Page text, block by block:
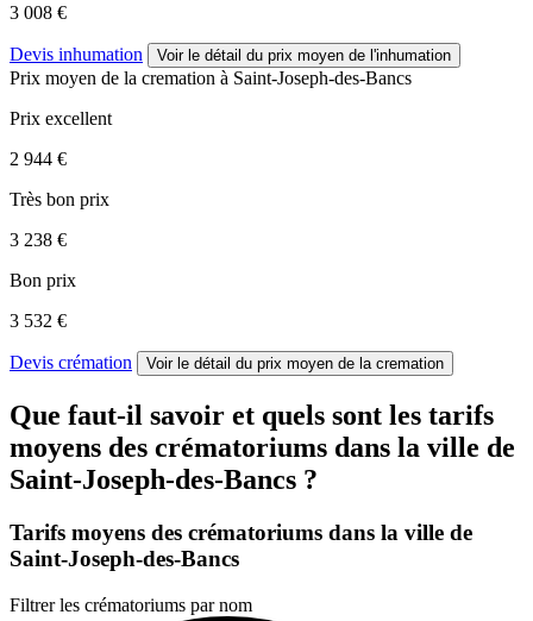
3 008 €
Devis inhumation Voir le détail du prix moyen de l'inhumation
Prix moyen de la cremation à Saint-Joseph-des-Bancs
Prix excellent
2 944 €
Très bon prix
3 238 €
Bon prix
3 532 €
Devis crémation Voir le détail du prix moyen de la cremation
Que faut-il savoir et quels sont les tarifs
moyens des crématoriums dans la ville de
Saint-Joseph-des-Bancs ?
Tarifs moyens des crématoriums dans la ville de
Saint-Joseph-des-Bancs
Filtrer les crématoriums par nom